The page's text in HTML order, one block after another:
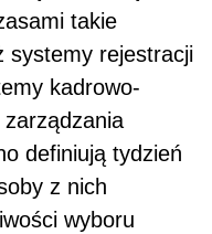
takie
systemy rejestracji
kadrowo-
zarządzania
definiują tydzień
z nich
wyboru